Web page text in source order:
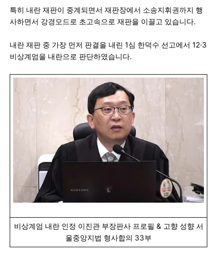
특히 내란 재판이 중계되면서 재판장에서 소송지휘권까지 행
사하면서 강경모드로 초고속으로 재판을 이끌고 있습니다.
내란 재판 중 가장 먼저 판결을 내린 1심 한덕수 선고에서 12·3
비상계엄을 내란으로 판단하였습니다.
비상계엄 내란 인정 이진관 부장판사 프로필 & 고향 성향 서
울중앙지법 형사합의 33부